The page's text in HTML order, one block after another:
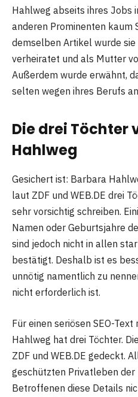
Hahlweg abseits ihres Jobs
anderen Prominenten kaum
demselben Artikel wurde
verheiratet und als Mutter
Außerdem wurde erwähnt,
selten wegen ihres Berufs
Die drei Töchter
Hahlweg
Gesichert ist: Barbara
laut ZDF und WEB.DE drei
sehr vorsichtig schreiben.
Namen oder Geburtsjahre
sind jedoch nicht in allen
bestätigt. Deshalb ist es
unnötig namentlich zu
nicht erforderlich ist.
Für einen seriösen SEO-
Hahlweg hat drei Töchter.
ZDF und WEB.DE gedeckt.
geschützten Privatleben der
Betroffenen diese Details